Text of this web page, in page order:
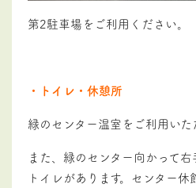
第2駐車場をご利用ください。
・トイレ・休憩所
緑のセンター温室をご利用いた
また、緑のセンター向かって
トイレがあります。センター